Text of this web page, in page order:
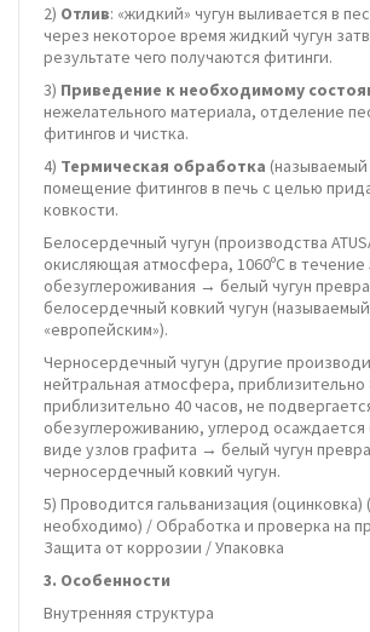
2) Отлив: «жидкий» чугун выливается в
через некоторое время жидкий чугун
результате чего получаются фитинги.
3) Приведение к необходимому
нежелательного материала, отделение
фитингов и чистка.
4) Термическая обработка (называемый
помещение фитингов в печь с целью
ковкости.
Белосердечный чугун (производства
окисляющая атмосфера, 1060ºС в течение
обезуглероживания → белый чугун
белосердечный ковкий чугун
«европейским»).
Черносердечный чугун (другие
нейтральная атмосфера, приблизительно
приблизительно 40 часов, не
обезуглероживанию, углерод осаждается
виде узлов графита → белый чугун
черносердечный ковкий чугун.
5) Проводится гальванизация (оцинковка)
необходимо) / Обработка и проверка на
Защита от коррозии / Упаковка
3. Особенности
Внутренняя структура